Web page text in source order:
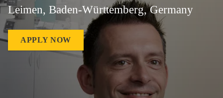
Leimen, Baden-Württemberg, Germany
APPLY NOW